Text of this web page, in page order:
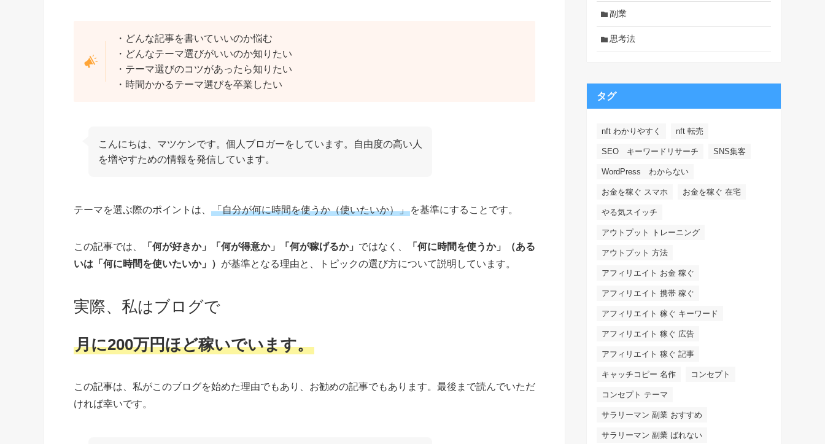
・どんな記事を書いていいのか悩む
・どんなテーマ選びがいいのか知りたい
・テーマ選びのコツがあったら知りたい
・時間かかるテーマ選びを卒業したい
こんにちは、マツケンです。個人ブロガーをしています。自由度の高い人
を増やすための情報を発信しています。
テーマを選ぶ際のポイントは、 「自分が何に時間を使うか（使いたいか）」 を基準にすることです。
この記事では、 「何が好きか」「何が得意か」「何が稼げるか」 ではなく、
「何に時間を使うか」（ある
いは「何に時間を使いたいか」） が基準となる理由と、トピックの選び方について説明しています。
実際、私はブログで
月に200万円ほど稼いでいます。
この記事は、私がこのブログを始めた理由でもあり、お勧めの記事でもあります。最後まで読んでいただ
ければ幸いです。
副業
思考法
タグ
nft わかりやすく nft 転売
SEO キーワードリサーチ SNS集客
WordPress わからない
お金を稼ぐ スマホ お金を稼ぐ 在宅
やる気スイッチ
アウトプット トレーニング
アウトプット 方法
アフィリエイト お金 稼ぐ
アフィリエイト 携帯 稼ぐ
アフィリエイト 稼ぐ キーワード
アフィリエイト 稼ぐ 広告
アフィリエイト 稼ぐ 記事
キャッチコピー 名作 コンセプト
コンセプト テーマ
サラリーマン 副業 おすすめ
サラリーマン 副業 ばれない